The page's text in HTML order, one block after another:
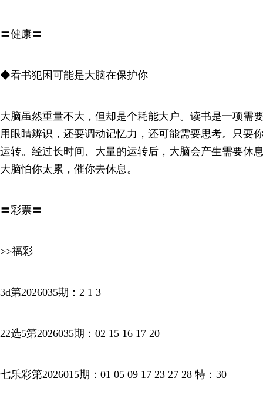
〓健康〓
◆看书犯困可能是大脑在保护你
大脑虽然重量不大，但却是个耗能大户。读书是一项需
用眼睛辨识，还要调动记忆力，还可能需要思考。只要
运转。经过长时间、大量的运转后，大脑会产生需要休
大脑怕你太累，催你去休息。
〓彩票〓
>>福彩
3d第2026035期：2 1 3
22选5第2026035期：02 15 16 17 20
七乐彩第2026015期：01 05 09 17 23 27 28 特：30